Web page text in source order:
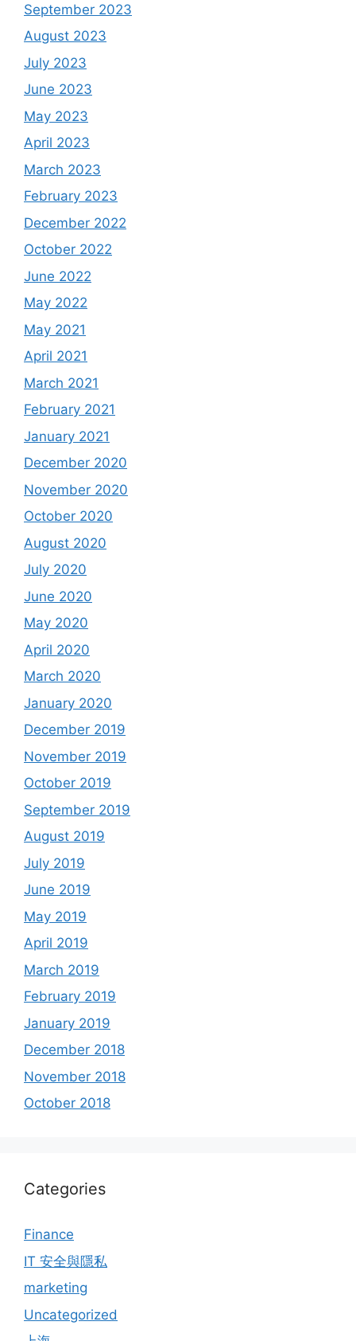
September 2023
August 2023
July 2023
June 2023
May 2023
April 2023
March 2023
February 2023
December 2022
October 2022
June 2022
May 2022
May 2021
April 2021
March 2021
February 2021
January 2021
December 2020
November 2020
October 2020
August 2020
July 2020
June 2020
May 2020
April 2020
March 2020
January 2020
December 2019
November 2019
October 2019
September 2019
August 2019
July 2019
June 2019
May 2019
April 2019
March 2019
February 2019
January 2019
December 2018
November 2018
October 2018
Categories
Finance
IT 安全與隱私
marketing
Uncategorized